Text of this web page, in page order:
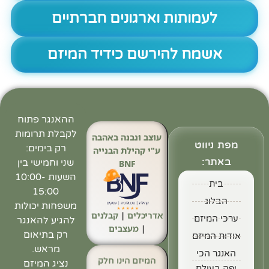
לעמותות וארגונים חברתיים
אשמח להירשם כידיד המיזם
מפת ניווט
באתר:
בית
הבלוג
ערכי המיזם
אודות המיזם
האנגר הכי
ההאנגר פתוח
לקבלת תרומות
רק בימים:
שני וחמישי בין
השעות 10:00-
15:00
משפחות יכולות
להגיע להאנגר
רק בתיאום
מראש.
נציג המיזם
עוצב ונבנה באהבה
ע"י קהילת הבנייה
BNF
אדריכלים | קבלנים
|מעצבים
המיזם הינו חלק